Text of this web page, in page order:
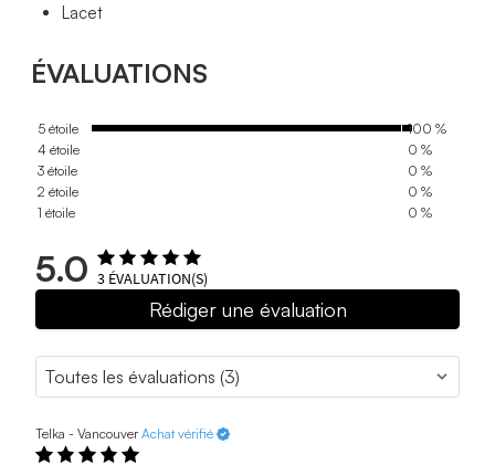
Lacet
ÉVALUATIONS
5 étoile
100 %
4 étoile
0 %
3 étoile
0 %
2 étoile
0 %
1 étoile
0 %
5.0 3 ÉVALUATION(S)
Rédiger une évaluation
Telka - Vancouver Achat vérifié